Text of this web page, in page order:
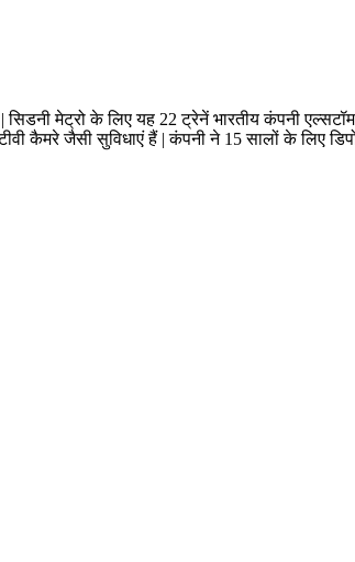
मेट्रो के लिए यह 22 ट्रेनें भारतीय कंपनी
कैमरे जैसी सुविधाएं हैं | कंपनी ने 15 सालों के लिए